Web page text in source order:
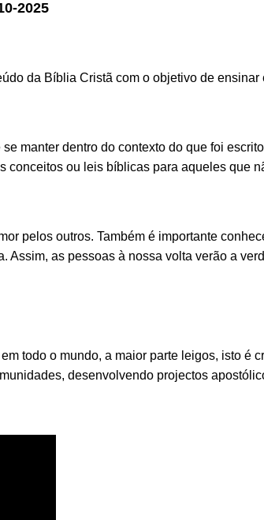
2025
da Bíblia Cristã com o objetivo de
manter dentro do contexto do que foi
ou leis bíblicas para aqueles que
pelos outros. Também é importante
Assim, as pessoas à nossa volta verão a
todo o mundo, a maior parte leigos, isto é
desenvolvendo projectos